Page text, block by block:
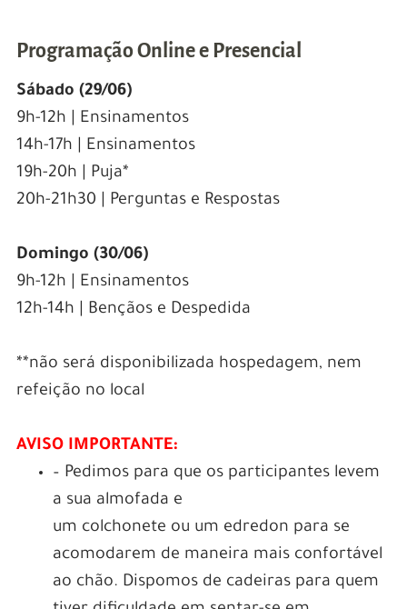
Programação Online e Presencial
Sábado (29/06)
9h-12h | Ensinamentos
14h-17h | Ensinamentos
19h-20h | Puja*
20h-21h30 | Perguntas e Respostas
Domingo (30/06)
9h-12h | Ensinamentos
12h-14h | Bençãos e Despedida
**não será disponibilizada hospedagem, nem
refeição no local
AVISO IMPORTANTE:
– Pedimos para que os participantes levem
a sua almofada e
um colchonete ou um edredon para se
acomodarem de maneira mais confortável
ao chão. Dispomos de cadeiras para quem